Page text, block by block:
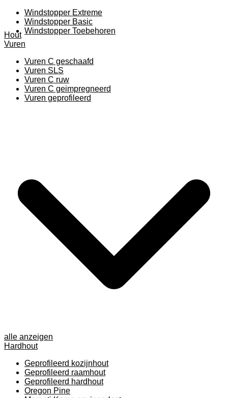
Windstopper Extreme
Windstopper Basic
Windstopper Toebehoren
Hout
Vuren
Vuren C geschaafd
Vuren SLS
Vuren C ruw
Vuren C geimpregneerd
Vuren geprofileerd
alle anzeigen
Hardhout
Geprofileerd kozijnhout
Geprofileerd raamhout
Geprofileerd hardhout
Oregon Pine